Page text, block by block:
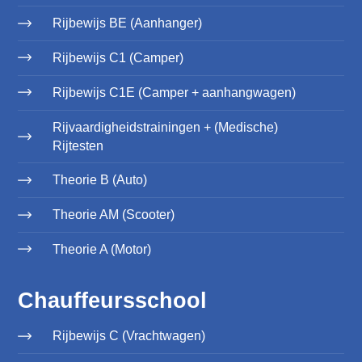
Rijbewijs BE (Aanhanger)
Rijbewijs C1 (Camper)
Rijbewijs C1E (Camper + aanhangwagen)
Rijvaardigheidstrainingen + (Medische)
Rijtesten
Theorie B (Auto)
Theorie AM (Scooter)
Theorie A (Motor)
Chauffeursschool
Rijbewijs C (Vrachtwagen)